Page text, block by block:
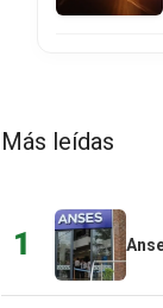
Más leídas
1